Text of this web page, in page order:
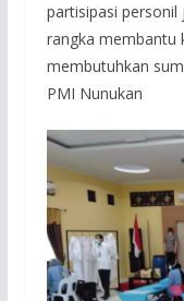
partisipasi
rangka membantu
membutuhkan
PMI Nunukan